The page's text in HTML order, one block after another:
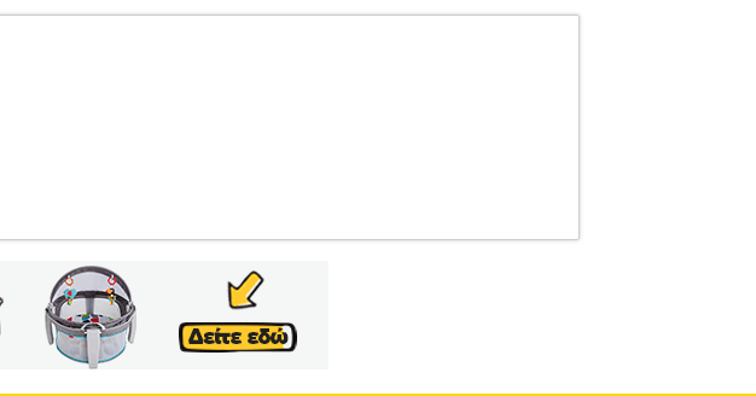
με την υπογραφή της Replay. Στυλάτα και μοντέρνα παπούτσια για
και ύφασμα εσωτερικά• Με αντιολισθητική σόλα, κατασκευασμένη
της Replay, όπως και στην εξωτερική πλευρά Στη σόλα υπάρχει μεταλλική
το όνομα του από τον Claudio Buziol, ο οποίος παρακολουθώντας έναν
κάτι από την αρχή! Η Replay παραμένει σταθερά ένα από τα πιο